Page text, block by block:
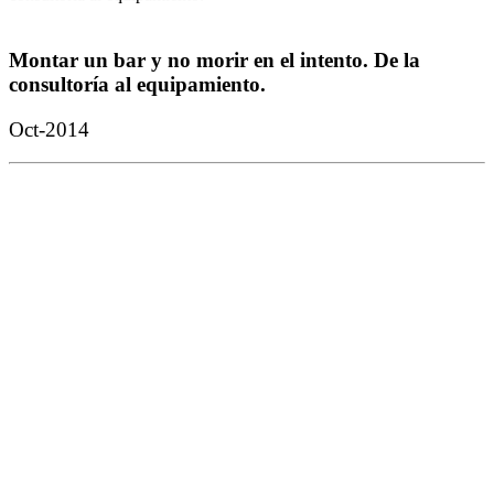
Montar un bar y no morir en el intento. De la
consultoría al equipamiento.
Oct-2014